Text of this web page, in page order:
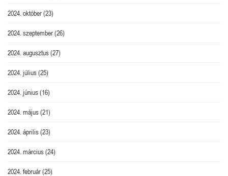
2024. október(23)
2024. szeptember(26)
2024. augusztus(27)
2024. július(25)
2024. június(16)
2024. május(21)
2024. április(23)
2024. március(24)
2024. február(25)